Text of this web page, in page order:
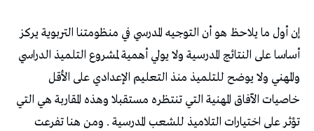
إن أول ما يلاحظ هو أن التوجيه المدرسي في منظومتنا التربوية يركز
أساسا على النتائج المدرسية ولا يولي أهمية لمشروع التلميذ الدراسي
والمهني ولا يوضح للتلميذ منذ التعليم الإعدادي على الأقل
خاصيات الآفاق المهنية التي تنتظره مستقبلا وهذه المقاربة هي التي
تؤثر على اختيارات التلاميذ للشعب المدرسية . ومن هنا تفرعت